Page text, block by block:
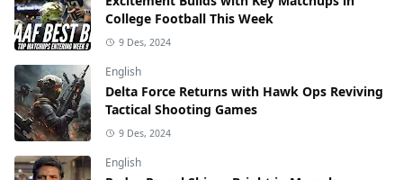
College Football This Week
9 Des, 2024
English
Delta Force Returns with Hawk Ops Reviving
Tactical Shooting Games
9 Des, 2024
English